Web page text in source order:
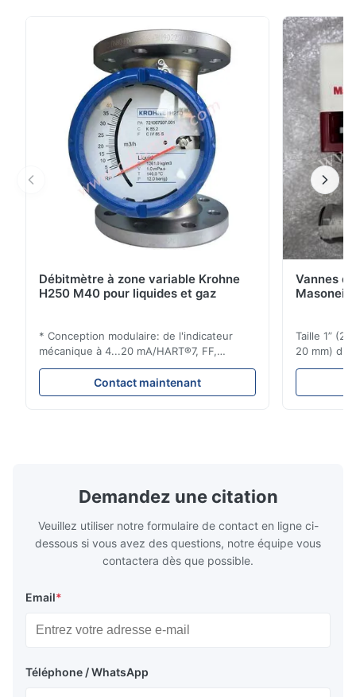
boîtier compact à montage direct.Nos boîtiers de
commutation série TX offrent une valeur
exceptionnelle en fournissant une fonctionnalité
complète dans ...
Débitmètre à zone variable Krohne
H250 M40 pour liquides et gaz
* Conception modulaire: de l'indicateur
mécanique à 4...20 mA/HART®7, FF,
Profibus-PA et totalizateur * N'importe
quelle position d'installation: verticale,
horizontale ou dans les tuyaux
Contact maintenant
Vannes
Taille 1”
20 mm)
brides :
Demandez une citation
Veuillez utiliser notre formulaire de contact en ligne ci-
dessous si vous avez des questions, notre équipe vous
contactera dès que possible.
Email*
Téléphone / WhatsApp